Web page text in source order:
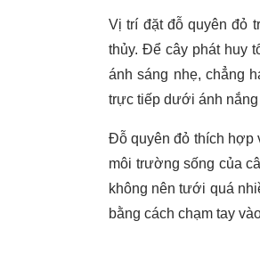
Vị trí đặt đỗ quyên đỏ
thủy. Để cây phát huy
ánh sáng nhẹ, chẳng
trực tiếp dưới ánh
Đỗ quyên đỏ thích hợp
môi trường sống của
không nên tưới quá
bằng cách chạm tay